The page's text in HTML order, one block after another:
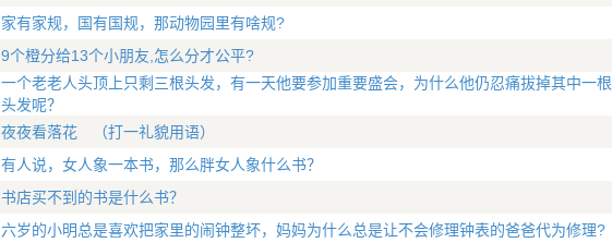
家有家规，国有国规，那动物园里有啥规?
9个橙分给13个小朋友,怎么分才公平?
一个老老人头顶上只剩三根头发，有一天他要参加重要盛会，为什么他仍忍痛拔掉其中一根
头发呢？
夜夜看落花 （打一礼貌用语）
有人说，女人象一本书，那么胖女人象什么书？
书店买不到的书是什么书？
六岁的小明总是喜欢把家里的闹钟整坏，妈妈为什么总是让不会修理钟表的爸爸代为修理?